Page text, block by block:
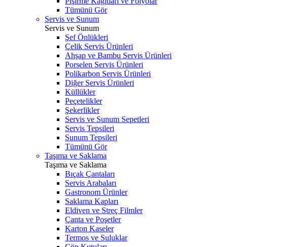
Tümünü Gör
Servis ve Sunum
Servis ve Sunum
Şef Önlükleri
Çelik Servis Ürünleri
Ahşap ve Bambu Servis Ürünleri
Porselen Servis Ürünleri
Polikarbon Servis Ürünleri
Diğer Servis Ürünleri
Küllükler
Peçetelikler
Şekerlikler
Servis ve Sunum Sepetleri
Servis Tepsileri
Sunum Tepsileri
Tümünü Gör
Taşıma ve Saklama
Taşıma ve Saklama
Bıçak Çantaları
Servis Arabaları
Gastronom Ürünler
Saklama Kapları
Eldiven ve Streç Filmler
Çanta ve Poşetler
Karton Kaseler
Termos ve Suluklar